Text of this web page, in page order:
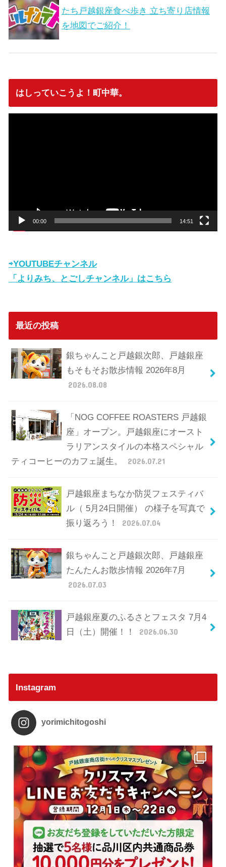
たち戸越銀座食べ歩き 立ち寄り店情報
を地図でご紹介！
はしっていこうよ！町中華。
00:00 14:51
⇨YOUTUBEチャンネル
「よりみち、とごしチャンネル」はこちら
最近の投稿
銀ちゃんこと戸越銀次郎、戸越銀座
もそもそお散歩情報 2026年8月
2026.08.08
「NOG COFFEE ROASTERS 戸越銀
座」オープン。戸越銀座にオースト
ラリアンスタイルの本格スペシャル
ティコーヒーのカフェ誕生。
2026.07.21
戸越銀座まちなか防災フェスティバ
ル（ 5月24日開催） の様子を写真で
振り返ろう！
2026.07.04
銀ちゃんこと戸越銀次郎、戸越銀座
たんたんお散歩情報 2026年7月
2026.07.03
戸越銀座夏のふるさとフェスタ 7月4
日（土）開催！！
2026.06.30
Instagram
yorimichitogoshi